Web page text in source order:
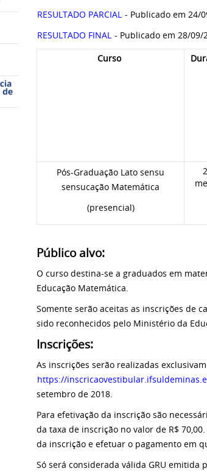
RESULTADO PARCIAL - Publicado em 24/
RESULTADO FINAL - Publicado em 28/09/
Curso
Pós-Graduação Lato sensu
sensucação Matemática
(presencial)
Público alvo:
O curso destina-se a graduados em
Educação Matemática.
Somente serão aceitas as inscrições de
sido reconhecidos pelo Ministério da
Inscrições:
As inscrições serão realizadas
https://
setembro de 2018.
Para efetivação da inscrição são
da taxa de inscrição no valor de R$
da inscrição e efetuar o pagamento em
Só será considerada válida GRU emitida